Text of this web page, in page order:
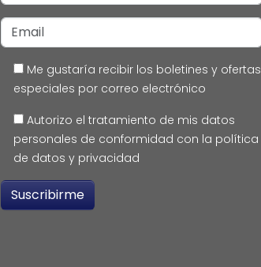
Me gustaría recibir los boletines y ofertas
especiales por correo electrónico
Autorizo el tratamiento de mis datos
personales de conformidad con la política
de datos y privacidad